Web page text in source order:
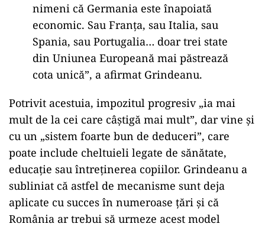
nimeni că Germania este înapoiată
economic. Sau Franţa, sau Italia, sau
Spania, sau Portugalia… doar trei state
din Uniunea Europeană mai păstrează
cota unică”, a afirmat Grindeanu.
Potrivit acestuia, impozitul progresiv „ia mai
mult de la cei care câștigă mai mult”, dar vine și
cu un „sistem foarte bun de deduceri”, care
poate include cheltuieli legate de sănătate,
educație sau întreținerea copiilor. Grindeanu a
subliniat că astfel de mecanisme sunt deja
aplicate cu succes în numeroase țări și că
România ar trebui să urmeze acest model